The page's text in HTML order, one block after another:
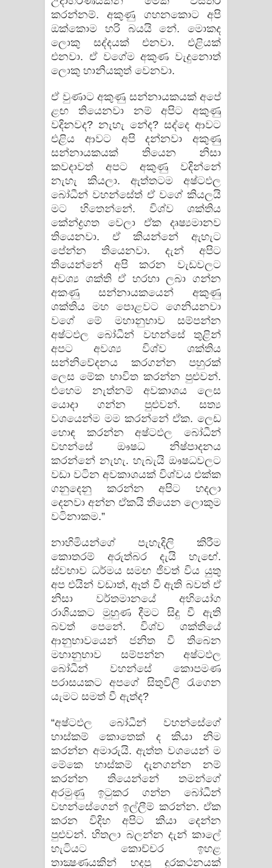
කරන්නම්. අකුණු ගහනකොට අපි
ඔක්‌කොම හරි බයයි නේ. මොකද
ලොකු සද්දයක්‌ එනවා. එළියක්‌
එනවා. ඒ වගේම අකුණ වැදුනොත්
ලොකු හානියකුත් වෙනවා.
ඒ වුණාට අකුණු සන්නායකයක්‌ අපේ
ළඟ තියෙනවා නම් අපිට අකුණු
වදිනවද? නැහැ නේද? සද්දෙ ආවට
එළිය ආවට අපි දන්නවා අකුණු
සන්නායකයක්‌ තියෙන නිසා
කවදාවත් අපට අකුණු වදින්නේ
නැහැ කියලා. ඇත්තටම අෂ්ටඵල
බෝධීන් වහන්සේත් ඒ වගේ කියලයි
මට හිතෙන්නේ. විශ්ව ශක්‌තිය
කේන්ද්‍රගත වෙලා ඒක දෘෂ්‍යමානව
තියෙනවා. ඒ කියන්නේ ඇහැට
පේන්න තියෙනවා. දැන් අපිට
තියෙන්නේ අපි කරන වැඩවලට
අවශ්‍ය ශක්‌ති ඒ හරහා ලබා ගන්න
අකණු සන්නායකයෙන් අකුණු
ශක්‌තිය මහ පොළවට ගෙනියනවා
වගේ මේ මහානුභාව සම්පන්න
අෂ්ටඵල බෝධීන් වහන්සේ තුළින්
අපට අවශ්‍ය විශ්ව ශක්‌තිය
සන්නිවේදනය කරගන්න පහුරක්‌
ලෙස මේක භාවිත කරන්න පුළුවන්.
එහෙම නැත්නම් අවකාශය ලෙස
යොදා ගන්න පුළුවන්. සත්‍ය
වශයෙන්ම මම කරන්නේ ඒක. ලෙඩ
හොඳ කරන්න අෂ්ටඵල බෝධීන්
වහන්සේ ඖෂධ නිෂ්පාදනය
කරන්නේ නැහැ. හැබැයි ඖෂධවලට
වඩා වටින අවකාශයක්‌ විශ්වය එක්‌ක
ගනුදෙනු කරන්න අපිට හදලා
දෙනවා අන්න ඒකයි තියෙන ලොකුම
වටිනාකම.”
නාහිමියන්ගේ පැහැදිලි කිරීම
කොතරම් අරුත්බර දැයි හැඟේ.
ස්‌වභාව ධර්මය සමඟ ජීවත් විය යුතු
අප එයින් වඩාත්, ඈත් වී ඇති බවත් ඒ
නිසා වර්තමානයේ අභියෝග
රාශියකට මුහුණ දීමට සිදු වී ඇති
බවත් පෙනේ. විශ්ව ශක්‌තියේ
ආනුභාවයෙන් ජනිත වී තිබෙන
මහානුභාව සම්පන්න අෂ්ටඵල
බෝධීන් වහන්සේ කොපමණ
පරාසයකට අපගේ සිතුවිලි රැගෙන
යැමට සමත් වී ඇත්ද?
“අෂ්ටඵල බෝධීන් වහන්සේගේ
හාස්‌කම් කොතෙක්‌ ද කියා නිම
කරන්න අමාරුයි. ඇත්ත වශයෙන් ම
මේකෙ හාස්‌කම් දැනගන්න නම්
කරන්න තියෙන්නේ තමන්ගේ
අරමුණු ඉටුකර ගන්න බෝධීන්
වහන්සේගෙන් ඉල්ලීම් කරන්න. ඒක
කරන විදිහ අපිට කියා දෙන්න
පුළුවන්. හිතලා බලන්න දැන් කාලේ
හැටියට කොච්චර ඉහළ
තාක්‍ෂණයකින් හදපු දුරකථනයක්‌